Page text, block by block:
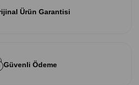
Ürün Garantisi
Güvenli Ödeme